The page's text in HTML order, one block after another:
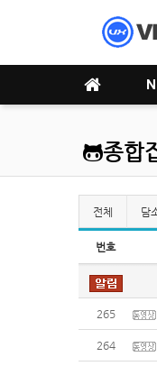
종합
전체 담
번호
265
264